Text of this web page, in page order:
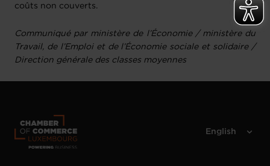
coûts non couverts.
Communiqué par ministère de l’Économie / ministère du
Travail, de l’Emploi et de l’Économie sociale et solidaire /
Direction générale des classes moyennes